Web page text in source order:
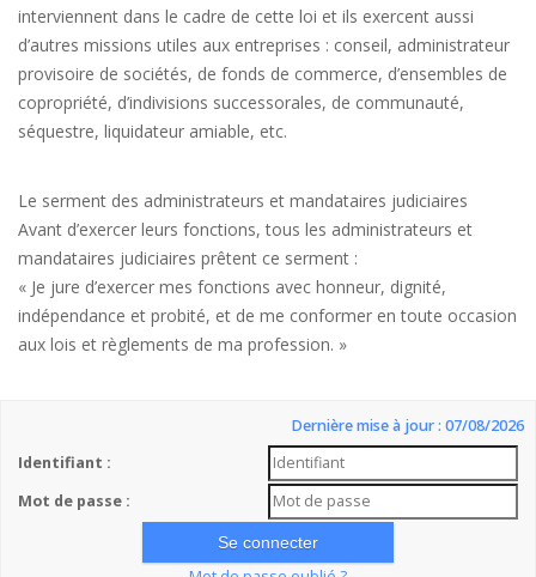
interviennent dans le cadre de cette loi et ils exercent aussi
d’autres missions utiles aux entreprises : conseil, administrateur
provisoire de sociétés, de fonds de commerce, d’ensembles de
copropriété, d’indivisions successorales, de communauté,
séquestre, liquidateur amiable, etc.
Le serment des administrateurs et mandataires judiciaires
Avant d’exercer leurs fonctions, tous les administrateurs et
mandataires judiciaires prêtent ce serment :
« Je jure d’exercer mes fonctions avec honneur, dignité,
indépendance et probité, et de me conformer en toute occasion
aux lois et règlements de ma profession. »
Dernière mise à jour : 07/08/2026
Identifiant :
Mot de passe :